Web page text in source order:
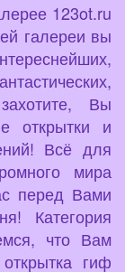
123ot.ru
галереи вы
Вы
открытки и
Всё для
мира
перед Вами
Категория
что Вам
гиф